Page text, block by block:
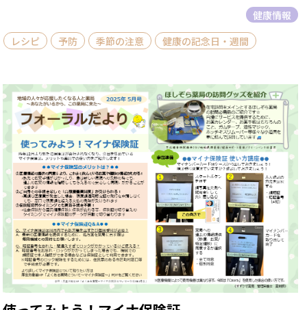
健康情報
レシピ
予防 季節の注意 健康の記念日・週間